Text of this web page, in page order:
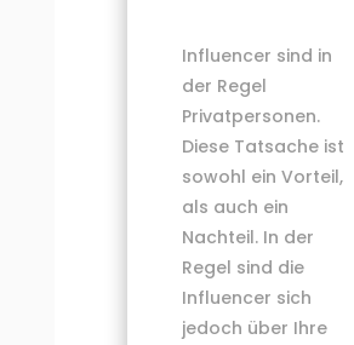
Influencer sind in
der Regel
Privatpersonen.
Diese Tatsache ist
sowohl ein Vorteil,
als auch ein
Nachteil. In der
Regel sind die
Influencer sich
jedoch über Ihre